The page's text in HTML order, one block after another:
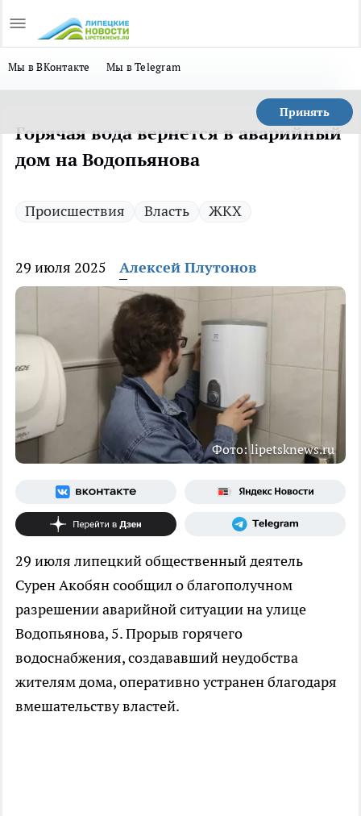
Мы в ВКонтакте Мы в Telegram
Принять
Горячая вода вернется в аварийный
дом на Водопьянова
Происшествия Власть ЖКХ
29 июля 2025 Алексей Плутонов
Фото: lipetsknews.ru
29 июля липецкий общественный деятель
Сурен Акобян сообщил о благополучном
разрешении аварийной ситуации на улице
Водопьянова, 5. Прорыв горячего
водоснабжения, создававший неудобства
жителям дома, оперативно устранен благодаря
вмешательству властей.